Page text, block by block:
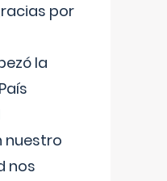
por
la
nuestro
nos